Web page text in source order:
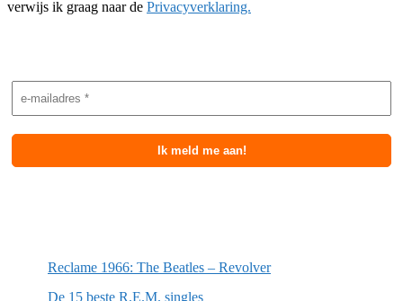
verwijs ik graag naar de Privacyverklaring.
Reclame 1966: The Beatles – Revolver
De 15 beste R.E.M. singles